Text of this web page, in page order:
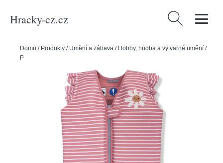
Hracky-cz.cz Vyhledávání
Domů / Produkty / Umění a zábava / Hobby, hudba a výtvarné umění /
Plavecká vesta pro děti Daisy Flower 3-6 let